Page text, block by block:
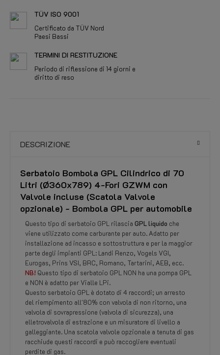
TÜV ISO 9001
Certificato da TÜV Nord
Paesi Bassi
TERMINI DI RESTITUZIONE
Periodo di riflessione di 14 giorni e
diritto di reso
DESCRIZIONE
Serbatoio Bombola GPL Cilindrico di 70
Litri (Ø360x789) 4-Fori GZWM con
Valvole incluse (Scatola Valvole
opzionale) - Bombola GPL per automobile
Questo tipo di serbatoio GPL rilascia GPL liquido che
viene utilizzato come carburante per auto. Adatto per
installazione ad incasso e sottostruttura e per la maggior
parte degli impianti GPL: Landi Renzo, Vogels VGI,
Eurogas, Prins VSI, BRC, Romano, Tartarini, AEB, ecc.
NB! Questo tipo di serbatoio GPL NON ha una pompa GPL
e NON è adatto per Vialle LPi.
Questo serbatoio GPL è dotato di 4 raccordi; un arresto
del riempimento all'80% con valvola di non ritorno, una
valvola di sovrapressione (valvola di sicurezza), una
elletrovalvola di estrazione e un misuratore di livello a
galleggiante. Una scatola valvole opzionale a tenuta di gas
racchiude questi raccordi e può raccogliere eventuali
perdite di gas.